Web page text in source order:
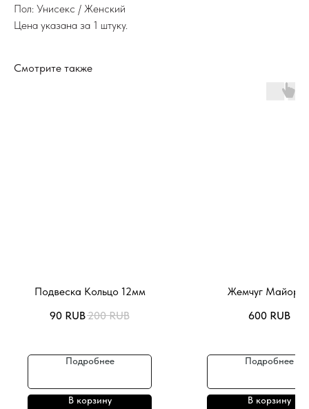
Пол: Унисекс / Женский
Цена указана за 1 штуку.
Смотрите также
Подвеска Кольцо 12мм
90 RUB200 RUB
Подробнее
В корзину
Жемчуг
600 RUB
Подробнее
В корзину